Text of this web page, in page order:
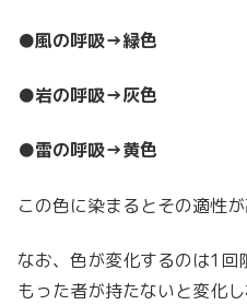
●風の呼吸→緑色
●岩の呼吸→灰色
●雷の呼吸→黄色
この色に染まるとその適性が
なお、色が変化するのは1回
もった者が持たないと変化し